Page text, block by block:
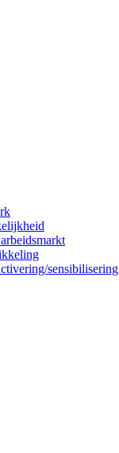
sensibilisering